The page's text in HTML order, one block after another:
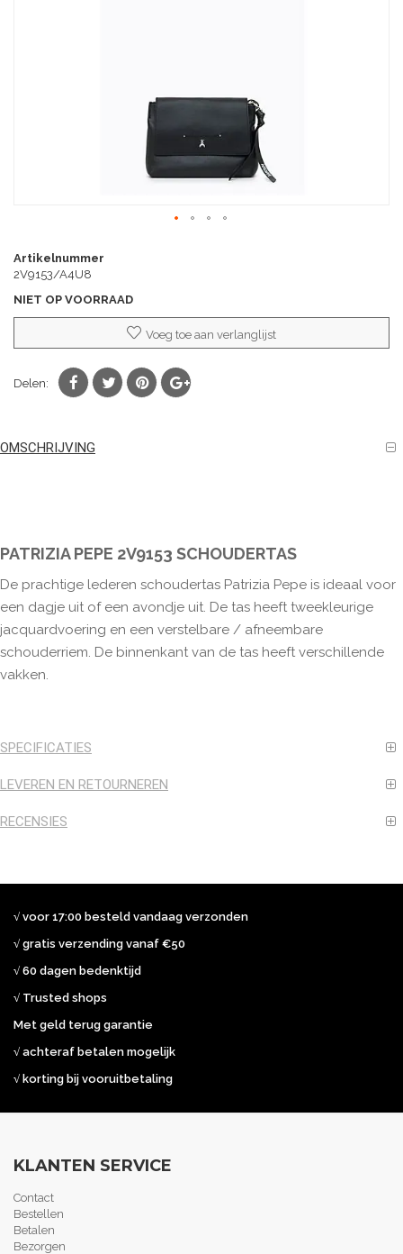
naar
het
van
de
gallerij
Artikelnummer
2V9153/A4U8
NIET OP VOORRAAD
Voeg toe aan verlanglijst
Delen:
OMSCHRIJVING
PATRIZIA PEPE 2V9153 SCHOUDERTAS
De prachtige lederen schoudertas Patrizia Pepe is ideaal voor
een dagje uit of een avondje uit. De tas heeft tweekleurige
jacquardvoering en een verstelbare / afneembare
schouderriem. De binnenkant van de tas heeft verschillende
vakken.
SPECIFICATIES
LEVEREN EN RETOURNEREN
RECENSIES
√ voor 17:00 besteld vandaag verzonden
√ gratis verzending vanaf €50
√ 60 dagen bedenktijd
√ Trusted shops
Met geld terug garantie
√ achteraf betalen mogelijk
√ korting bij vooruitbetaling
KLANTEN SERVICE
Contact
Bestellen
Betalen
Bezorgen